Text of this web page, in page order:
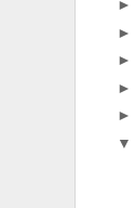
►
►
►
►
►
▼